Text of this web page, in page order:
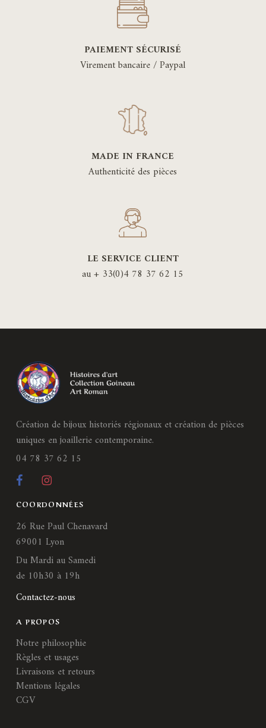
PAIEMENT SÉCURISÉ
Virement bancaire / Paypal
MADE IN FRANCE
Authenticité des pièces
LE SERVICE CLIENT
au + 33(0)4 78 37 62 15
Création de bijoux historiés régionaux et création de pièces
uniques en joaillerie contemporaine.
04 78 37 62 15
COORDONNÉES
26 Rue Paul Chenavard
69001 Lyon
Du Mardi au Samedi
de 10h30 à 19h
Contactez-nous
A PROPOS
Notre philosophie
Règles et usages
Livraisons et retours
Mentions légales
CGV